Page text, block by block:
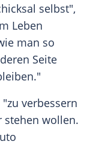
selbst",
Leben
man so
Seite
verbessern
stehen wollen.